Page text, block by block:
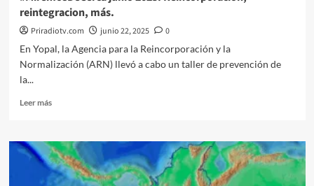
reintegracion, más.
Priradiotv.com junio 22, 2025
0
En Yopal, la Agencia para la Reincorporación y la
Normalización (ARN) llevó a cabo un taller de prevención de
la...
Leer másLeer
#MiremosDeCerca
junio
2025.
Reincorporación,